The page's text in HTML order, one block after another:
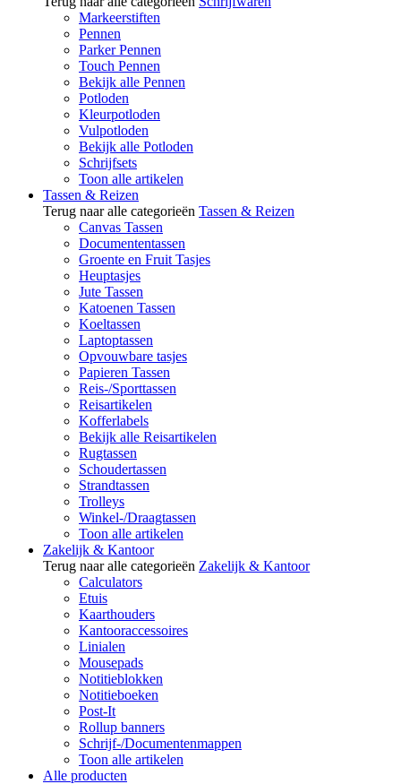
Markeerstiften
Pennen
Parker Pennen
Touch Pennen
Bekijk alle Pennen
Potloden
Kleurpotloden
Vulpotloden
Bekijk alle Potloden
Schrijfsets
Toon alle artikelen
Tassen & Reizen
Terug naar alle categorieën Tassen & Reizen
Canvas Tassen
Documententassen
Groente en Fruit Tasjes
Heuptasjes
Jute Tassen
Katoenen Tassen
Koeltassen
Laptoptassen
Opvouwbare tasjes
Papieren Tassen
Reis-/Sporttassen
Reisartikelen
Kofferlabels
Bekijk alle Reisartikelen
Rugtassen
Schoudertassen
Strandtassen
Trolleys
Winkel-/Draagtassen
Toon alle artikelen
Zakelijk & Kantoor
Terug naar alle categorieën Zakelijk & Kantoor
Calculators
Etuis
Kaarthouders
Kantooraccessoires
Linialen
Mousepads
Notitieblokken
Notitieboeken
Post-It
Rollup banners
Schrijf-/Documentenmappen
Toon alle artikelen
Alle producten